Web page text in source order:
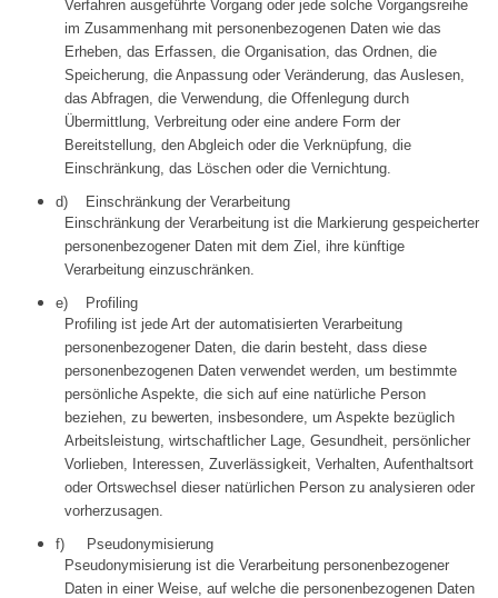
Verfahren ausgeführte Vorgang oder jede solche Vorgangsreihe
im Zusammenhang mit personenbezogenen Daten wie das
Erheben, das Erfassen, die Organisation, das Ordnen, die
Speicherung, die Anpassung oder Veränderung, das Auslesen,
das Abfragen, die Verwendung, die Offenlegung durch
Übermittlung, Verbreitung oder eine andere Form der
Bereitstellung, den Abgleich oder die Verknüpfung, die
Einschränkung, das Löschen oder die Vernichtung.
d) Einschränkung der Verarbeitung
Einschränkung der Verarbeitung ist die Markierung gespeicherter
personenbezogener Daten mit dem Ziel, ihre künftige
Verarbeitung einzuschränken.
e) Profiling
Profiling ist jede Art der automatisierten Verarbeitung
personenbezogener Daten, die darin besteht, dass diese
personenbezogenen Daten verwendet werden, um bestimmte
persönliche Aspekte, die sich auf eine natürliche Person
beziehen, zu bewerten, insbesondere, um Aspekte bezüglich
Arbeitsleistung, wirtschaftlicher Lage, Gesundheit, persönlicher
Vorlieben, Interessen, Zuverlässigkeit, Verhalten, Aufenthaltsort
oder Ortswechsel dieser natürlichen Person zu analysieren oder
vorherzusagen.
f) Pseudonymisierung
Pseudonymisierung ist die Verarbeitung personenbezogener
Daten in einer Weise, auf welche die personenbezogenen Daten